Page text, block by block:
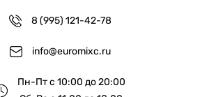
8 (995) 121-42-78
info@euromixc.ru
Пн-Пт с 10:00 до 20:00